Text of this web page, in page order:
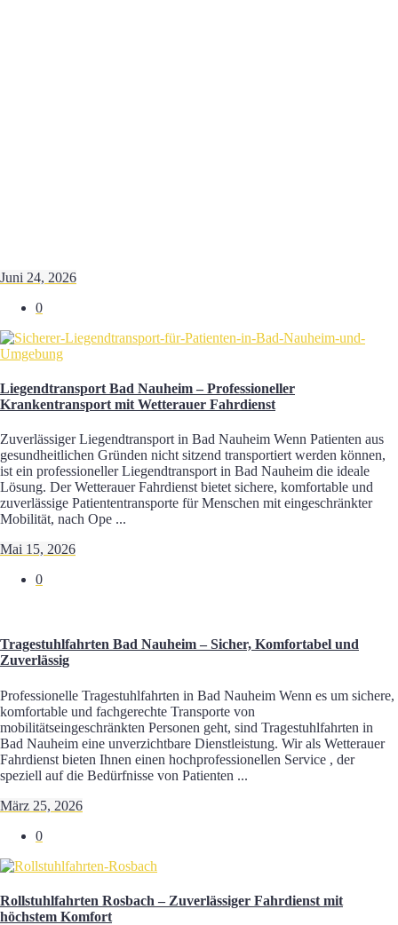
Juni 24, 2026
0
Liegendtransport Bad Nauheim – Professioneller
Krankentransport mit Wetterauer Fahrdienst
Zuverlässiger Liegendtransport in Bad Nauheim Wenn Patienten aus
gesundheitlichen Gründen nicht sitzend transportiert werden können,
ist ein professioneller Liegendtransport in Bad Nauheim die ideale
Lösung. Der Wetterauer Fahrdienst bietet sichere, komfortable und
zuverlässige Patiententransporte für Menschen mit eingeschränkter
Mobilität, nach Ope ...
Mai 15, 2026
0
Tragestuhlfahrten Bad Nauheim – Sicher, Komfortabel und
Zuverlässig
Professionelle Tragestuhlfahrten in Bad Nauheim Wenn es um sichere,
komfortable und fachgerechte Transporte von
mobilitätseingeschränkten Personen geht, sind Tragestuhlfahrten in
Bad Nauheim eine unverzichtbare Dienstleistung. Wir als Wetterauer
Fahrdienst bieten Ihnen einen hochprofessionellen Service , der
speziell auf die Bedürfnisse von Patienten ...
März 25, 2026
0
Rollstuhlfahrten Rosbach – Zuverlässiger Fahrdienst mit
höchstem Komfort